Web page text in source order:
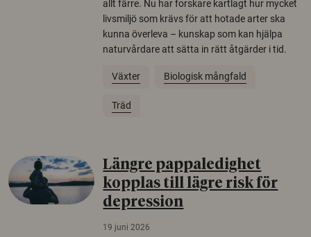
allt färre. Nu har forskare kartlagt hur mycket
livsmiljö som krävs för att hotade arter ska
kunna överleva – kunskap som kan hjälpa
naturvårdare att sätta in rätt åtgärder i tid.
Växter Biologisk mångfald
Träd
Längre pappaledighet
kopplas till lägre risk för
depression
19 juni 2026